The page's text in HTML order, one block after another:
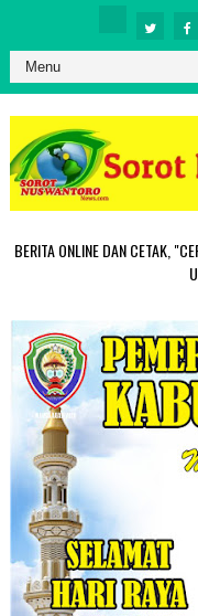
BERITA ONLINE DAN CETAK,